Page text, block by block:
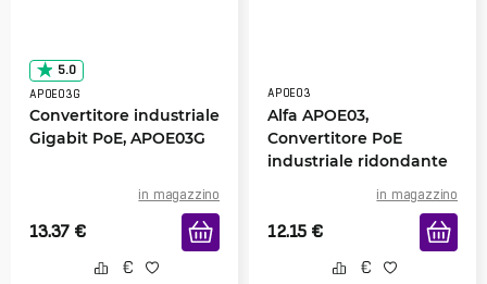
5.0
APOE03G
Convertitore industriale
Gigabit PoE, APOE03G
in magazzino
13.37 €
APOE03
Alfa APOE03,
Convertitore PoE
industriale ridondante
in magazzino
12.15 €